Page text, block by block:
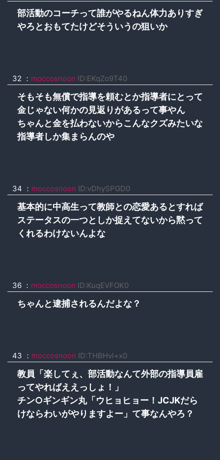
部活動のコーチって誰がやるねん体力ありすぎ
やろとおもてたけどそういうの狙いか
32 ： moccosnoon ID:EKqZo9T40
そもそも無償で指導を頼むとか指導者にとって
金じゃない何かの見返りがあるって事やん
ちゃんと金を払わないからこんなクズみたいな
指導者しか集まらんのや
34 ： moccosnoon ID:vDhySPGD0
基本的に中高生って教師との恋愛あるとすれば
ステータスの一つとしか捉えてないから黙って
くれるわけないんよな
36 ： moccosnoon ID:KuqEVFOK0
ちゃんと逮捕されるんだよな？
43 ： moccosnoon ID:THBHvl+x0
教員「楽してぇ、部活動なんて外部の指導員雇
ってやればええっしょ！」
チン○ギンギン丸「ウヒョヒョー！JCJKだら
けならわいがやりますよー」て事なんやろ？